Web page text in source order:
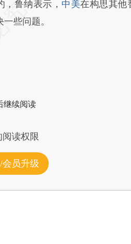
，鲁纳表示， 中美在构思其他
些问题。
继续阅读
读权限
会员升级